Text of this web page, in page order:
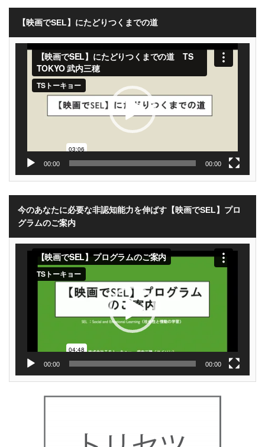
【映画でSEL】にたどりつくまでの道
00:00 00:00
今のあなたに必要な非認知能力を伸ばす【映画でSEL】プロ
グラムのご案内
00:00 00:00